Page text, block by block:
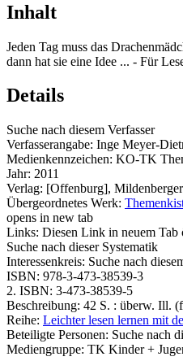
Inhalt
Jeden Tag muss das
dann hat sie eine Idee ... - Für
Details
Suche nach diesem Verfasser
Verfasserangabe: Inge Meyer-
Medienkennzeichen: KO-TK
Jahr: 2011
Verlag: [Offenburg],
Übergeordnetes Werk:
opens in new tab
Links: Diesen Link in neuem Tab
Suche nach dieser Systematik
Interessenkreis: Suche nach
ISBN: 978-3-473-38539-3
2. ISBN: 3-473-38539-5
Beschreibung: 42 S. : überw. Ill.
Reihe: Leichter lesen lernen mit
Beteiligte Personen: Suche nach
Mediengruppe: TK Kinder +